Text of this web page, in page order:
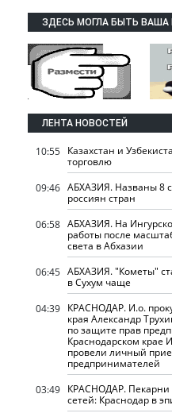
ЗДЕСЬ МОГЛА БЫТЬ ВАША
ЛЕНТА НОВОСТЕЙ
10:55 Казахстан и
торговлю
09:46 АБХАЗИЯ. Названы 8
россиян стран
06:58 АБХАЗИЯ. На
работы после
света в Абхазии
06:45 АБХАЗИЯ. "Кометы"
в Сухум чаще
04:39 КРАСНОДАР. И.о.
края Александр
по защите прав
Краснодарском крае
провели личный
предпринимателей
03:49 КРАСНОДАР. Пекарни
сетей: Краснодар в